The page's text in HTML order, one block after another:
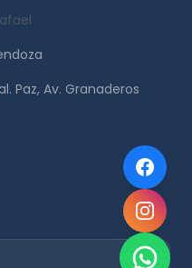
Paz, Av. Granaderos